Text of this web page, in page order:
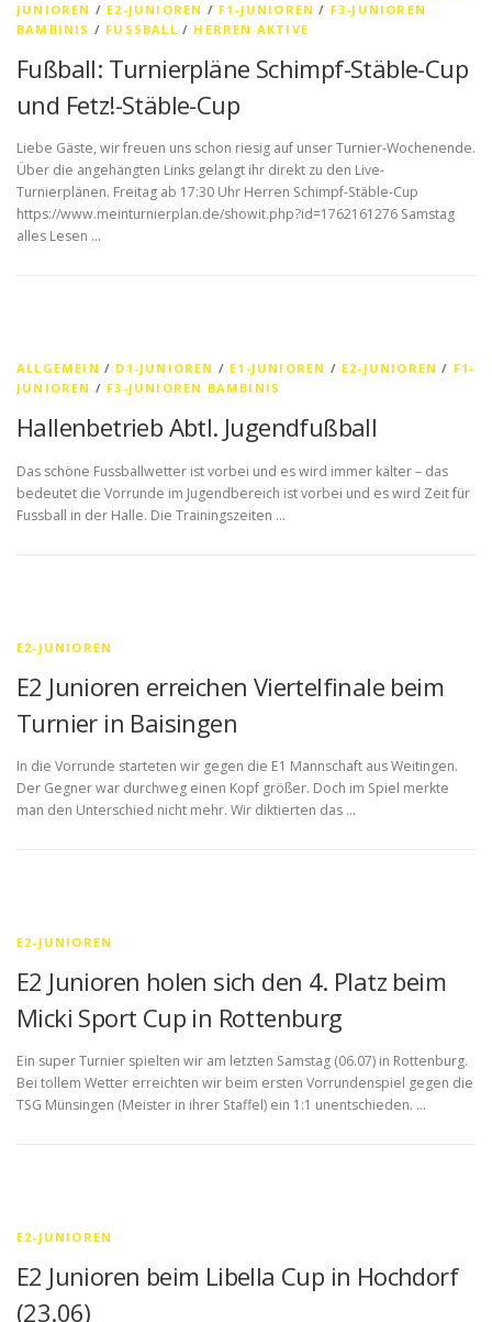
JUNIOREN / E2-JUNIOREN / F1-JUNIOREN / F3-JUNIOREN
BAMBINIS / FUSSBALL / HERREN AKTIVE
Fußball: Turnierpläne Schimpf-Stäble-Cup
und Fetz!-Stäble-Cup
Liebe Gäste, wir freuen uns schon riesig auf unser Turnier-Wochenende.
Über die angehängten Links gelangt ihr direkt zu den Live-
Turnierplänen. Freitag ab 17:30 Uhr Herren Schimpf-Stäble-Cup
https://www.meinturnierplan.de/showit.php?id=1762161276 Samstag
alles Lesen …
ALLGEMEIN / D1-JUNIOREN / E1-JUNIOREN / E2-JUNIOREN / F1-
JUNIOREN / F3-JUNIOREN BAMBINIS
Hallenbetrieb Abtl. Jugendfußball
Das schöne Fussballwetter ist vorbei und es wird immer kälter – das
bedeutet die Vorrunde im Jugendbereich ist vorbei und es wird Zeit für
Fussball in der Halle. Die Trainingszeiten …
E2-JUNIOREN
E2 Junioren erreichen Viertelfinale beim
Turnier in Baisingen
In die Vorrunde starteten wir gegen die E1 Mannschaft aus Weitingen.
Der Gegner war durchweg einen Kopf größer. Doch im Spiel merkte
man den Unterschied nicht mehr. Wir diktierten das …
E2-JUNIOREN
E2 Junioren holen sich den 4. Platz beim
Micki Sport Cup in Rottenburg
Ein super Turnier spielten wir am letzten Samstag (06.07) in Rottenburg.
Bei tollem Wetter erreichten wir beim ersten Vorrundenspiel gegen die
TSG Münsingen (Meister in ihrer Staffel) ein 1:1 unentschieden. …
E2-JUNIOREN
E2 Junioren beim Libella Cup in Hochdorf
(23.06)